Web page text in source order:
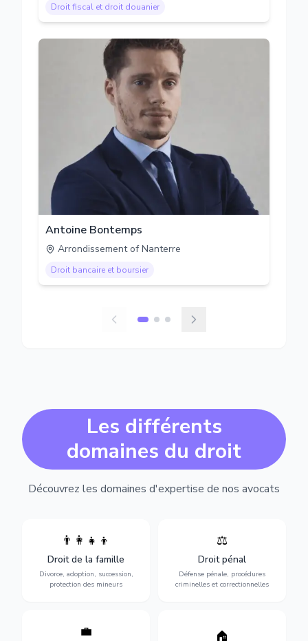
Droit fiscal et droit douanier
Antoine Bontemps
Arrondissement of Nanterre
Droit bancaire et boursier
Les différents
domaines du droit
Découvrez les domaines d'expertise de nos avocats
👨‍👩‍👧‍👦
Droit de la famille
Divorce, adoption, succession,
protection des mineurs
Divorce, garde d'enfants,
adoption, succession et
protection des personnes
vulnérables.
⚖️
Droit pénal
Défense pénale, procédures
criminelles et correctionnelles
Expertise en matière pénale,
vue jusqu'au procès, pour
toute affaire correctionnelle
ou criminelle.
💼
Protection de vos droits au
🏠
Sécurisation de vos projets